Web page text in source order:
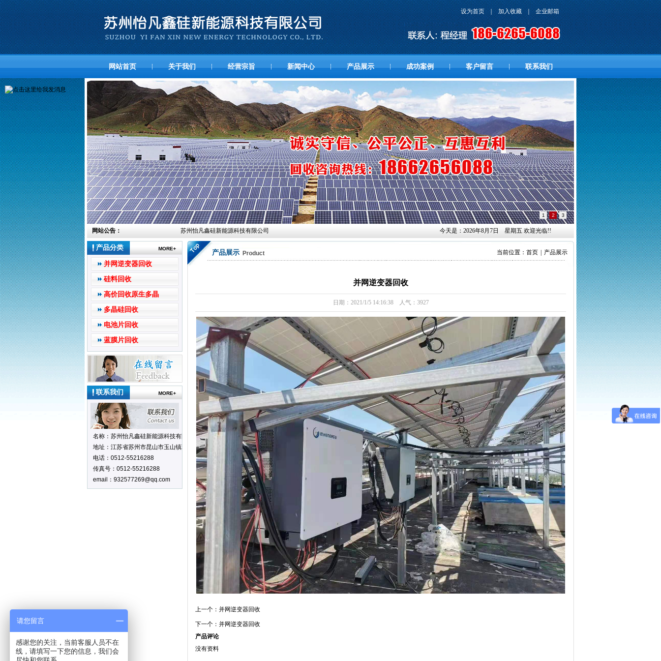
设为首页 ｜ 加入收藏 ｜ 企业邮箱
网站首页 关于我们 经营宗旨 新闻中心 产品展示 成功案例 客户留言 联系我们
1 2 3
网站公告： 苏州怡凡鑫硅新能源科技有限公司 今天是：2026年8月7日 星期五 欢迎光临!!
产品分类 MORE+
并网逆变器回收
硅料回收
高价回收原生多晶
多晶硅回收
电池片回收
蓝膜片回收
联系我们 MORE+
名称：苏州怡凡鑫硅新能源科技有限公司
地址：江苏省苏州市昆山市玉山镇环庆路2588号5幢
电话：0512-55216288
传真号：0512-55216288
email：932577269@qq.com
产品展示 Product 当前位置： 首页 产品展示
并网逆变器回收
日期：2021/1/5 14:16:38 人气：3927
上一个： 并网逆变器回收
下一个： 并网逆变器回收
产品评论
没有资料
请您留言
感谢您的关注，当前客服人员不在
线，请填写一下您的信息，我们会